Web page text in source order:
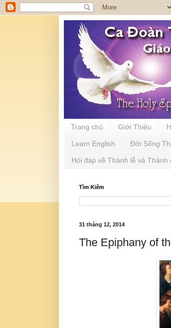
Trang chủ Giới Thiệu
Learn English Đời Sống
Hỏi đáp về Thánh lễ và Thánh
Tìm Kiếm
31 tháng 12, 2014
The Epiphany of